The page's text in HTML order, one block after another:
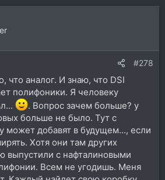
#278
что аналог. И знаю, что DSI
полифоники. Я человеку
. Вопрос зачем больше? у
больше не было. Тут с
может добавят в будущем..., если
Хотя они там других
выпустили с нафталиновыми
Всем не угодишь. Меня